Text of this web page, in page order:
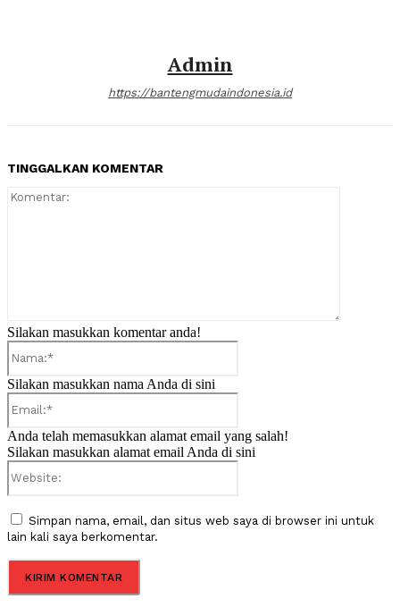
Admin
https://bantengmudaindonesia.id
TINGGALKAN KOMENTAR
Silakan masukkan komentar anda!
Silakan masukkan nama Anda di sini
Anda telah memasukkan alamat email yang salah!
Silakan masukkan alamat email Anda di sini
Simpan nama, email, dan situs web saya di browser ini untuk
lain kali saya berkomentar.